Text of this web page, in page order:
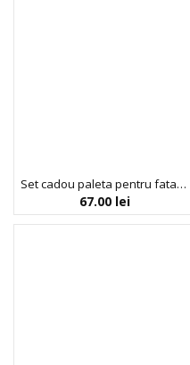
Set cadou paleta pentru fata 6 nuante, balsam & scrub pentru buze, Pamper Chic, Profusion, 3 articole
67.00 lei